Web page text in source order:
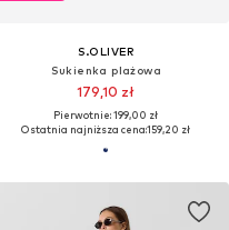
S.OLIVER
Sukienka plażowa
179,10 zł
Pierwotnie: 199,00 zł
Ostatnia najniższa cena:159,20 zł